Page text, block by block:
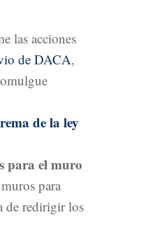
las acciones
de DACA,
de la ley
para el muro
para
de redirigir los